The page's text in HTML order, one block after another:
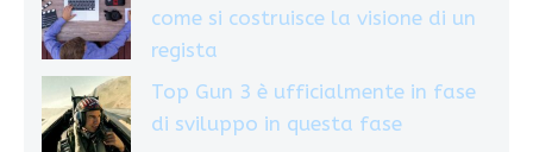
come si costruisce la visione di un
regista
Top Gun 3 è ufficialmente in fase
di sviluppo in questa fase